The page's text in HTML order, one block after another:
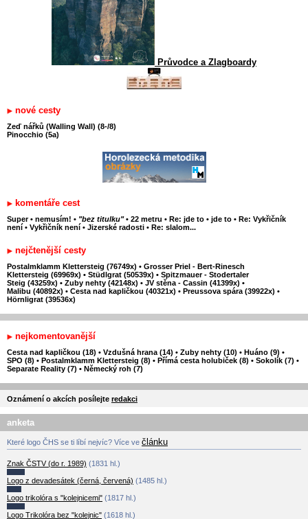
Průvodce a Zlagboardy
nové cesty
Zeď nářků (Walling Wall) (8-/8)
Pinocchio (5a)
komentáře cest
Super • nemusím! • "bez titulku" • 22 metru • Re: jde to • jde to • Re: Vykřičník
není • Vykřičník není • Jizerské radosti • Re: slalom...
nejčtenější cesty
Postalmklamm Klettersteig (76749x) • Grosser Priel - Bert-Rinesch
Klettersteig (69969x) • Stüdlgrat (50539x) • Spitzmauer - Stodertaler
Steig (43259x) • Zuby nehty (42148x) • JV stěna - Cassin (41399x) •
Malibu (40892x) • Cesta nad kapličkou (40321x) • Preussova spára (39922x) •
Hörnligrat (39536x)
nejkomentovanější
Cesta nad kapličkou (18) • Vzdušná hrana (14) • Zuby nehty (10) • Huáno (9) •
SPO (8) • Postalmklamm Klettersteig (8) • Přímá cesta holubiček (8) • Sokolík (7) •
Separate Reality (7) • Německý roh (7)
Oznámení o akcích posílejte redakci
anketa
Které logo ČHS se ti líbí nejvíc? Více ve článku
Znak ČSTV (do r. 1989) (1831 hl.)
Logo z devadesátek (černá, červená) (1485 hl.)
Logo trikolóra s "kolejnicemi" (1817 hl.)
Logo Trikolóra bez "kolejnic" (1618 hl.)